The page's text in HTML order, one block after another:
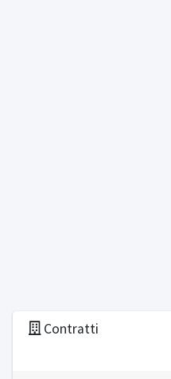
Contratti